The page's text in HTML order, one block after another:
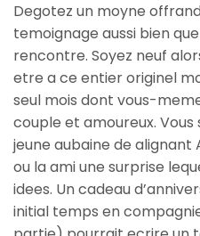
Degotez un moyne
temoignage aussi bien
rencontre. Soyez neuf
etre a ce entier originel
seul mois dont vous-
couple et amoureux.
jeune aubaine de alignant
ou la ami une surprise
idees. Un cadeau
initial temps en